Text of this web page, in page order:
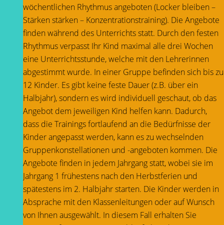
wöchentlichen Rhythmus angeboten (Locker bleiben –
Stärken stärken – Konzentrationstraining). Die Angebote
finden während des Unterrichts statt. Durch den festen
Rhythmus verpasst Ihr Kind maximal alle drei Wochen
eine Unterrichtsstunde, welche mit den Lehrerinnen
abgestimmt wurde. In einer Gruppe befinden sich bis zu
12 Kinder. Es gibt keine feste Dauer (z.B. über ein
Halbjahr), sondern es wird individuell geschaut, ob das
Angebot dem jeweiligen Kind helfen kann. Dadurch,
dass die Trainings fortlaufend an die Bedürfnisse der
Kinder angepasst werden, kann es zu wechselnden
Gruppenkonstellationen und -angeboten kommen. Die
Angebote finden in jedem Jahrgang statt, wobei sie im
Jahrgang 1 frühestens nach den Herbstferien und
spätestens im 2. Halbjahr starten. Die Kinder werden in
Absprache mit den Klassenleitungen oder auf Wunsch
von Ihnen ausgewählt. In diesem Fall erhalten Sie